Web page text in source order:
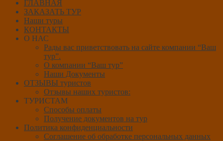
ГЛАВНАЯ
ЗАКАЗАТЬ ТУР
Наши туры
КОНТАКТЫ
О НАС
Рады вас приветствовать на сайте компании “Ваш
тур”.
О компании “Ваш тур”
Наши Документы
ОТЗЫВЫ туристов
Отзывы наших туристов:
ТУРИСТАМ
Способы оплаты
Получение документов на тур
Политика конфиденциальности
Соглашение об обработке персональных данных